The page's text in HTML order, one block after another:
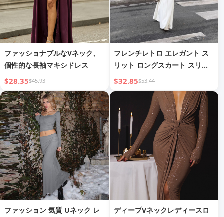
ファッショナブルなVネック、
個性的な長袖マキシドレス
$28.35$45.93
フレンチレトロ エレガント ス
リット ロングスカート スリム
フィット ジェントルスタイル
プリーツスカート
$32.85$53.44
ファッション 気質 Uネック レ
ディープVネックレディースロ